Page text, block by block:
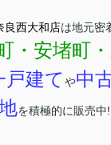
良西大和店は地元密
・安堵町
戸建て や中
を積極的に販売中